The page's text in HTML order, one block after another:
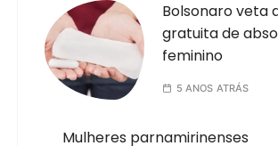
Bolsonaro veta
gratuita de
feminino
5 ANOS ATRÁS
Mulheres parnamirinenses